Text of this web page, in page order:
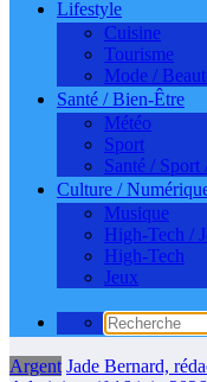
Lifestyle
Cuisine
Tourisme
Mode /
Santé / Bien-Être
Météo
Sport
Santé / Sport
Culture /
Musique
High-Tech /
High-Tech
Jeux
Argent Jade Bernard,